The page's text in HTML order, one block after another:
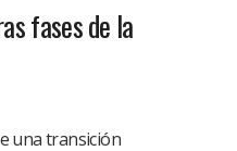
fases de la
una transición